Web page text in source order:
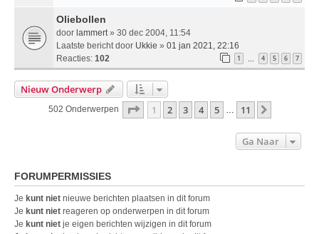
Oliebollen
door lammert » 30 dec 2004, 11:54
Laatste bericht door Ukkie » 01 jan 2021, 22:16
Reacties: 102 1 … 4 5 6 7
Nieuw Onderwerp
502 Onderwerpen Pagina Van11
1 2 3 4 5 11
Ga Naar
FORUMPERMISSIES
Je kunt niet nieuwe berichten plaatsen in dit forum
Je kunt niet reageren op onderwerpen in dit forum
Je kunt niet je eigen berichten wijzigen in dit forum